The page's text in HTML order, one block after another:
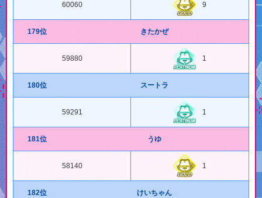
60060 9
179位 きたかぜ
59880 1
180位 スートラ
59291 1
181位 うゆ
58140 1
182位 けいちゃん